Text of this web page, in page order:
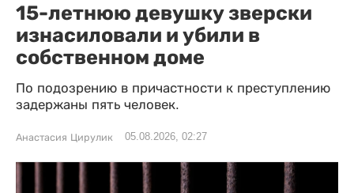
15-летнюю девушку зверски
изнасиловали и убили в
собственном доме
По подозрению в причастности к преступлению
задержаны пять человек.
Анастасия Цирулик 05.08.2026, 02:27